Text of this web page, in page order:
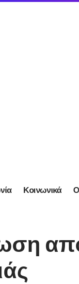
Κοινωνικά